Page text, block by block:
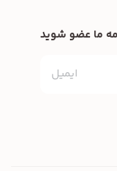
ما عضو شوید